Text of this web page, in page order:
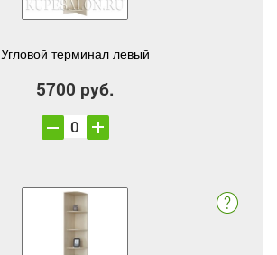
Угловой терминал левый
5700 руб.